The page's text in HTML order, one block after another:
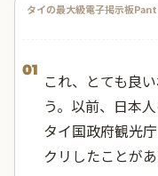
タイの最大級電子掲示板
01
これ、とても良
う。以前、日本
タイ国政府観光
クリしたことが